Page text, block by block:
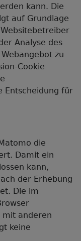
kann. Die
auf Grundlage
Analyse des
zu
Cookie
Entscheidung für
die
Damit ein
kann,
der Erhebung
Die im
mit anderen
keine